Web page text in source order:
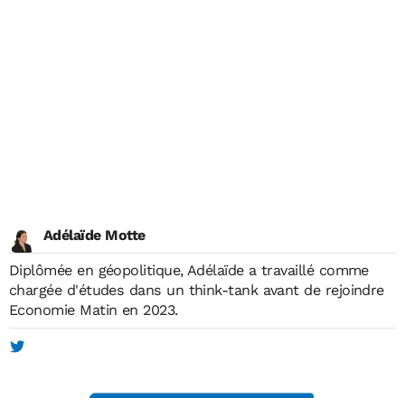
Adélaïde Motte
Diplômée en géopolitique, Adélaïde a travaillé comme
chargée d'études dans un think-tank avant de rejoindre
Economie Matin en 2023.